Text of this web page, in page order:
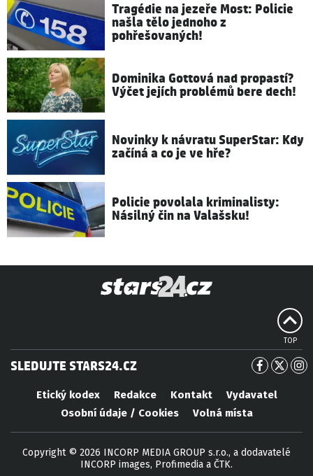
Tragédie na jezeře Most: Policie
našla tělo jednoho z
pohřešovaných!
Dominika Gottová nad propastí?
Výčet jejích problémů bere dech!
Novinky k návratu SuperStar: Kdy
začíná a co je ve hře?
Policie povolala kriminalisty:
Násilný čin na Valašsku!
TOP
SLEDUJTE STARS24.CZ
Etický kodex Redakce Kontakt
Vydavatel
Osobní údaje / Cookies
Volná místa
Copyright © 2026 INCORP MEDIA GROUP s.r.o., a dodavatelé
INCORP images, Profimedia a ČTK.